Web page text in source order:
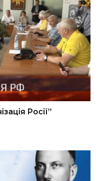
Росії”